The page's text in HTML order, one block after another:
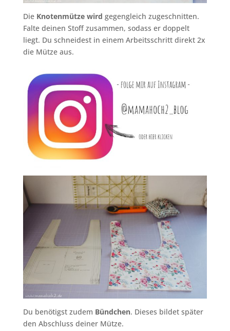
Die Knotenmütze wird gegengleich zugeschnitten.
Falte deinen Stoff zusammen, sodass er doppelt
liegt. Du schneidest in einem Arbeitsschritt direkt 2x
die Mütze aus.
Du benötigst zudem Bündchen. Dieses bildet später
den Abschluss deiner Mütze.